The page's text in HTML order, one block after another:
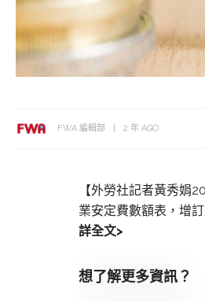
FWA 編輯部 2 年 AGO
【外勞社記者黃秀娟
業安定費數額表，增
詳全文>
想了解更多資訊？